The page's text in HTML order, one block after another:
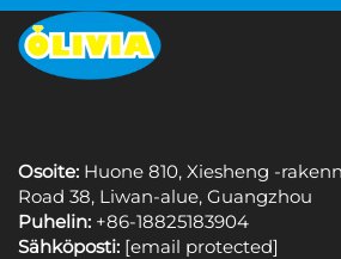
Osoite: Huone 810, Xiesheng -
Road 38, Liwan-alue, Guangzhou
Puhelin: +86-18825183904
Sähköposti: [email protected]